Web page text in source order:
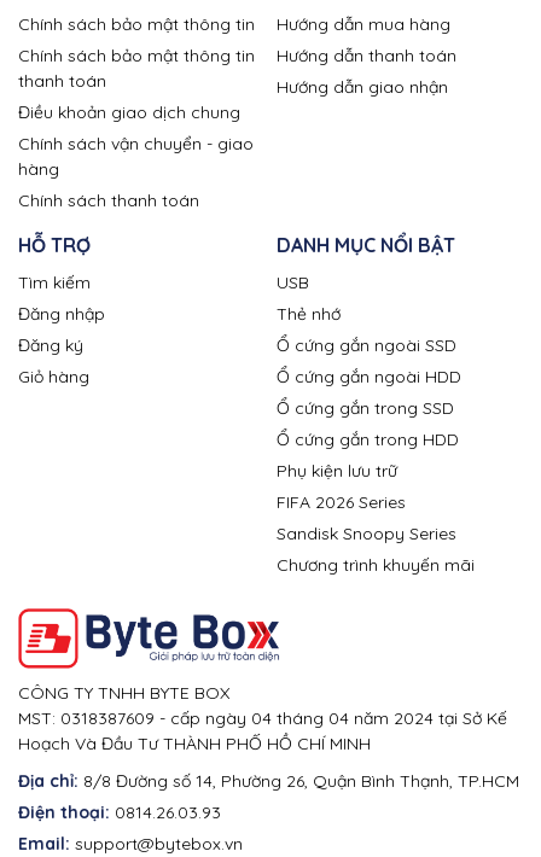
Chính sách bảo mật thông tin
Chính sách bảo mật thông tin
thanh toán
Điều khoản giao dịch chung
Chính sách vận chuyển - giao
hàng
Chính sách thanh toán
Hướng dẫn mua hàng
Hướng dẫn thanh toán
Hướng dẫn giao nhận
HỖ TRỢ
Tìm kiếm
Đăng nhập
Đăng ký
Giỏ hàng
DANH MỤC NỔI BẬT
USB
Thẻ nhớ
Ổ cứng gắn ngoài SSD
Ổ cứng gắn ngoài HDD
Ổ cứng gắn trong SSD
Ổ cứng gắn trong HDD
Phụ kiện lưu trữ
FIFA 2026 Series
Sandisk Snoopy Series
Chương trình khuyến mãi
CÔNG TY TNHH BYTE BOX
MST: 0318387609 - cấp ngày 04 tháng 04 năm 2024 tại Sở Kế
Hoạch Và Đầu Tư THÀNH PHỐ HỒ CHÍ MINH
Địa chỉ: 8/8 Đường số 14, Phường 26, Quận Bình Thạnh, TP.HCM
Điện thoại: 0814.26.03.93
Email: support@bytebox.vn